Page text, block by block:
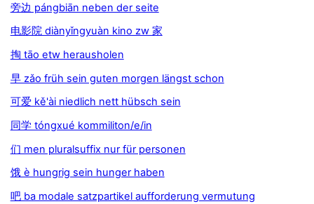
旁边 pángbiān neben der seite
电影院 diànyǐngyuàn kino zw 家
掏 tāo etw herausholen
早 zǎo früh sein guten morgen längst schon
可爱 kě'ài niedlich nett hübsch sein
同学 tóngxué kommiliton/e/in
们 men pluralsuffix nur für personen
饿 è hungrig sein hunger haben
吧 ba modale satzpartikel aufforderung vermutung